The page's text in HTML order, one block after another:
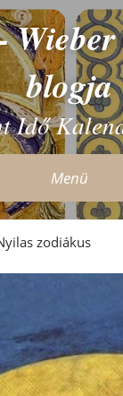
blogja
Idő
Menü
zodiákus